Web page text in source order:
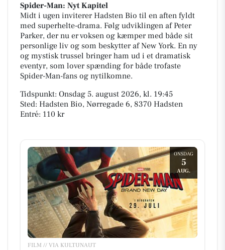
Spider-Man: Nyt Kapitel
Midt i ugen inviterer Hadsten Bio til en aften fyldt
med superhelte-drama. Følg udviklingen af Peter
Parker, der nu er voksen og kæmper med både sit
personlige liv og som beskytter af New York. En ny
og mystisk trussel bringer ham ud i et dramatisk
eventyr, som lover spænding for både trofaste
Spider-Man-fans og nytilkomne.
Tidspunkt: Onsdag 5. august 2026, kl. 19:45
Sted: Hadsten Bio, Nørregade 6, 8370 Hadsten
Entré: 110 kr
ONSDAG
5
AUG.
FILM // VIA KULTUNAUT